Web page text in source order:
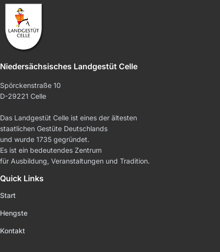
Niedersächsisches Landgestüt Celle
Spörckenstraße 10
D-29221 Celle
Das Landgestüt Celle ist eines der ältesten
staatlichen Gestüte Deutschlands
und wurde 1735 gegründet.
Es ist ein bedeutendes Zentrum
für Ausbildung, Veranstaltungen und Tradition.
Quick Links
Start
Hengste
Kontakt